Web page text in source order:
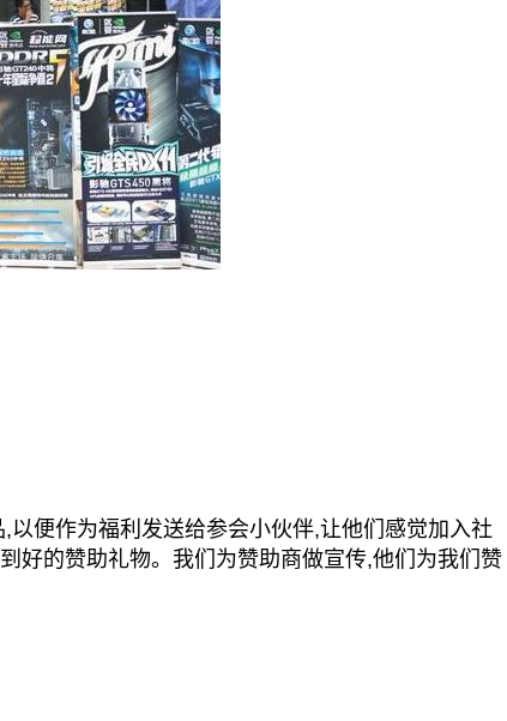
便作为福利发送给参会小伙伴,让他们感觉加入社
好的赞助礼物。我们为赞助商做宣传,他们为我们赞